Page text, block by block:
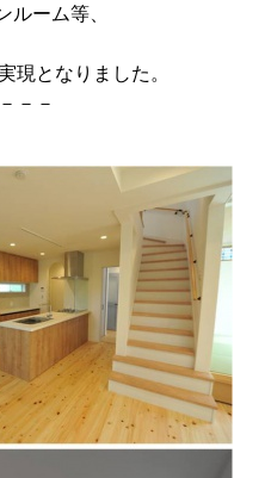
ーム等、
現となりました。
－－